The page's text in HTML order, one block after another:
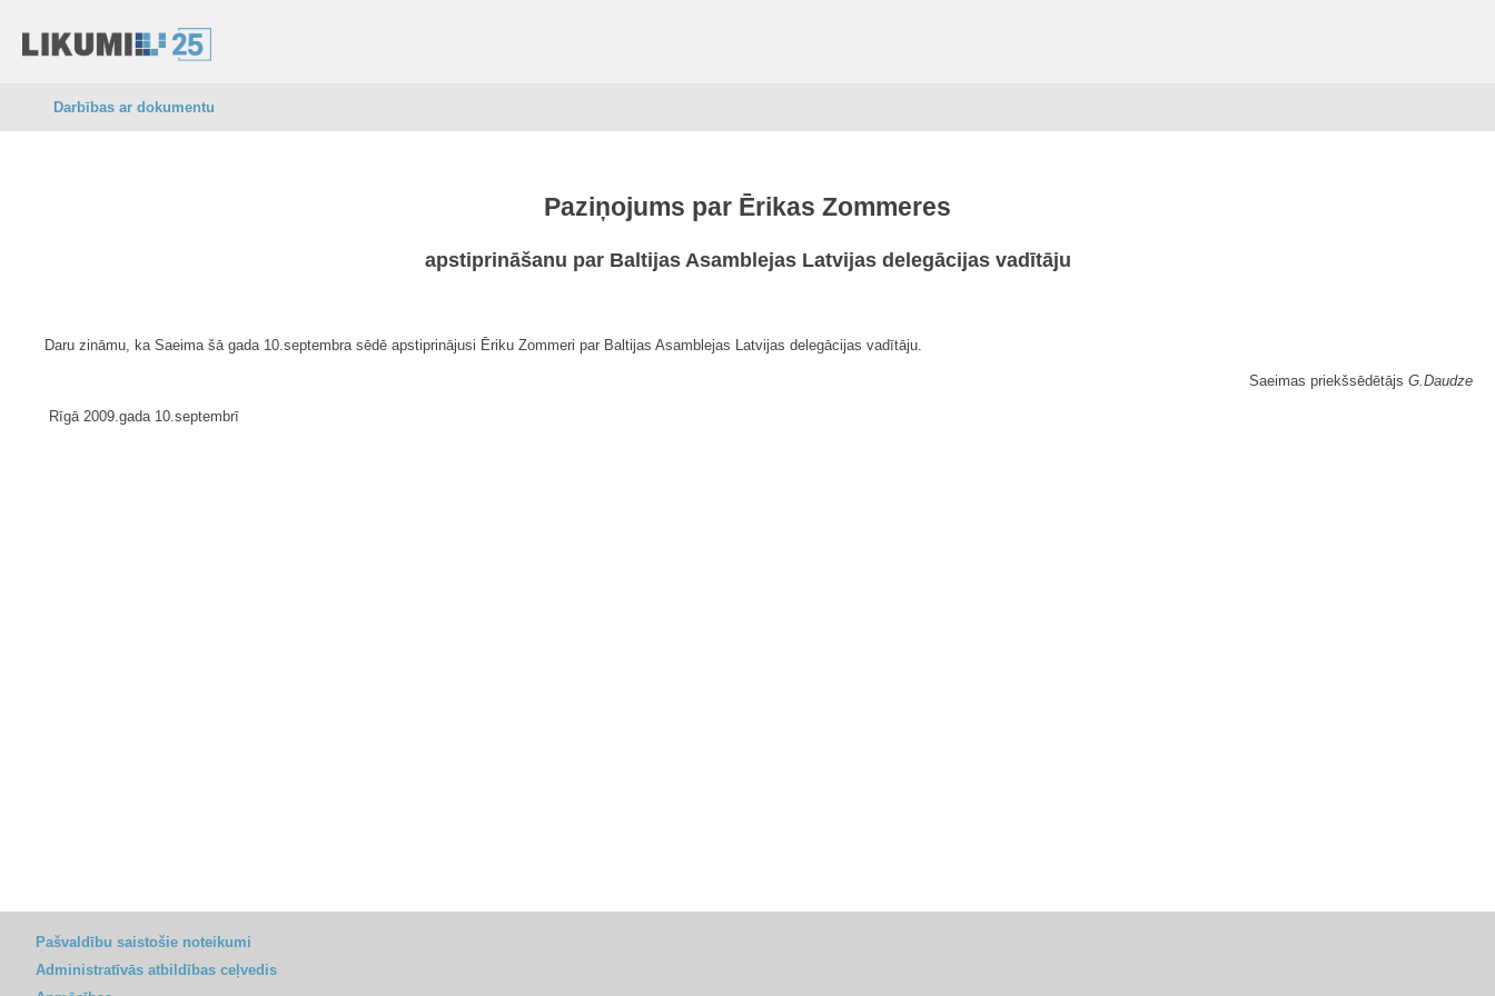
Darbības ar dokumentu
Paziņojums par Ērikas Zommeres
apstiprināšanu par Baltijas Asamblejas Latvijas delegācijas vadītāju
Daru zināmu, ka Saeima šā gada 10.septembra sēdē apstiprinājusi Ēriku Zommeri par Baltijas Asamblejas Latvijas delegācijas vadītāju.
Saeimas priekšsēdētājs G.Daudze
Rīgā 2009.gada 10.septembrī
Pašvaldību saistošie noteikumi
Administratīvās atbildības ceļvedis